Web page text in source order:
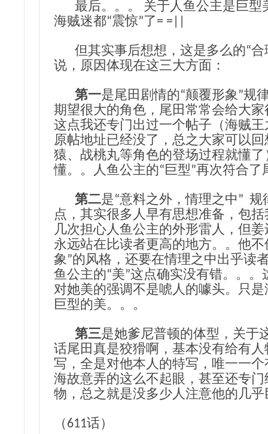
最后。。。 关于人鱼公主是巨型
海贼迷都“震惊”了= =||
但其实事后想想，这是多么的“合
说，原因体现在这三大方面：
第一是尾田剧情的“颠覆形象”规
期望很大的角色，尾田常常会给大
这点我还专门出过一个帖子（海贼
原帖地址已经没了，总之大家可以
猿、战桃丸等角色的登场过程就懂
懂。。人鱼公主的“巨型”再次符合了
第二是“意料之外，情理之中” 规
点，其实很多人早有思想准备，包
几次担心人鱼公主的外形雷人，但
永远站在比读者更高的地方。。他不
象”的风格，还要在情理之中出乎读
鱼公主的“美”这点确实没有错。。。
对她美的强调不是唬人的噱头。只
巨型的美。。。
第三是她爹尼普顿的体型，关于
话尾田真是狡猾啊，基本没有给有
写，全是对他本人的特写，唯一一
海故意弄的这么不起眼，甚至还专
物，总之就是没多少人注意他的几
（611话）